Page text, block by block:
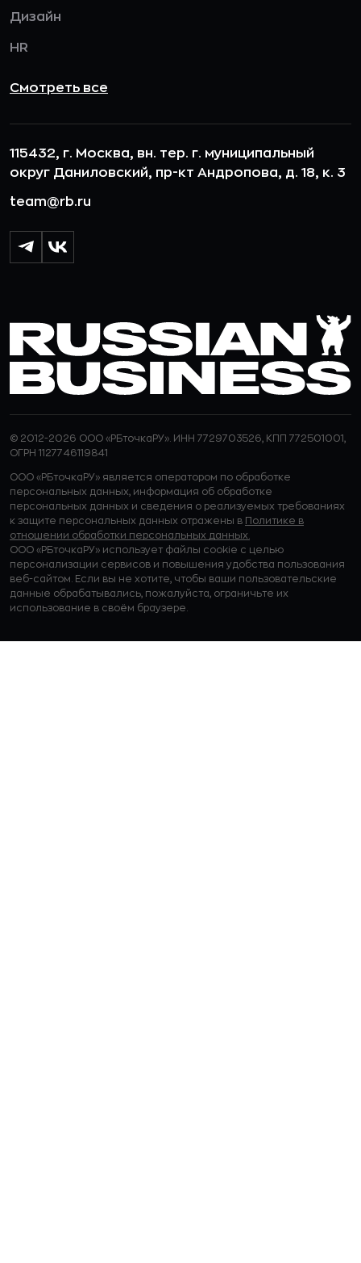
Дизайн
HR
Смотреть все
115432, г. Москва, вн. тер. г. муниципальный
округ Даниловский, пр-кт Андропова, д. 18, к. 3
team@rb.ru
© 2012-2026 ООО «РБточкаРУ». ИНН 7729703526, КПП 772501001,
ОГРН 1127746119841
ООО «РБточкаРУ» является оператором по обработке
персональных данных, информация об обработке
персональных данных и сведения о реализуемых требованиях
к защите персональных данных отражены в Политике в
отношении обработки персональных данных.
ООО «РБточкаРУ» использует файлы cookie с целью
персонализации сервисов и повышения удобства пользования
веб-сайтом. Если вы не хотите, чтобы ваши пользовательские
данные обрабатывались, пожалуйста, ограничьте их
использование в своём браузере.